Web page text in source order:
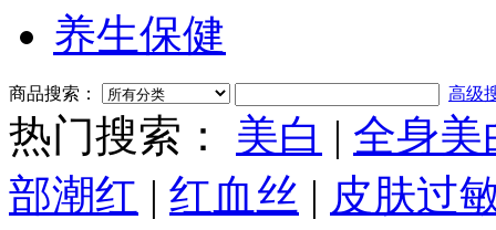
养生保健
商品搜索： 高级
热门搜索： 美白 | 全身美
部潮红 | 红血丝 | 皮肤过